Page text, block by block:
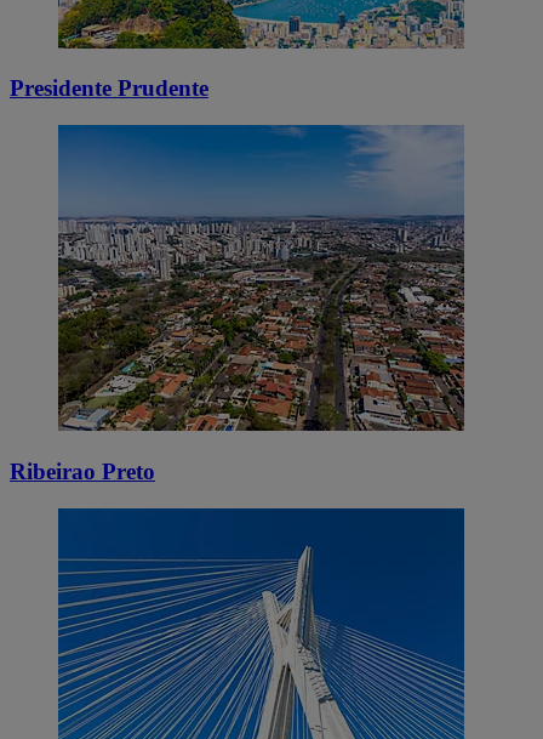
Presidente Prudente
Ribeirao Preto